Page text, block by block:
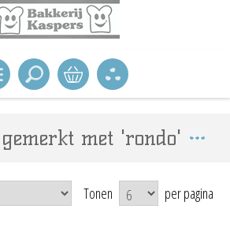
met 'rondo'
Tonen per pagina